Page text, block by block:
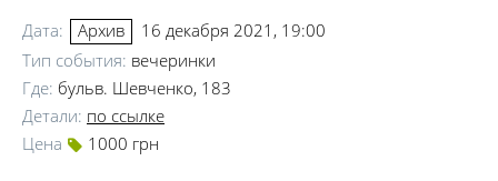
Дата: Архив
16 декабря 2021, 19:00
Тип события: вечеринки
Где: бульв. Шевченко, 183
Детали: по ссылке
Цена
1000 грн